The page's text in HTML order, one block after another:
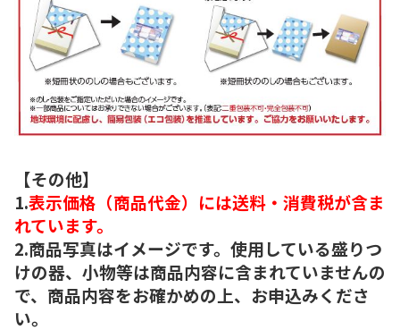
【その他】
1.表示価格（商品代金）には送料・消費税が含ま
れています。
2.商品写真はイメージです。使用している盛りつ
けの器、小物等は商品内容に含まれていませんの
で、商品内容をお確かめの上、お申込みくださ
い。